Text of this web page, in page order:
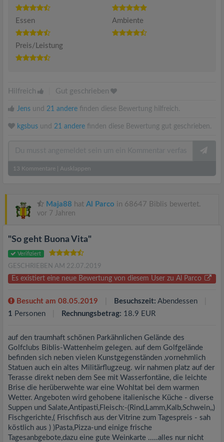
Essen Ambiente
Preis/Leistung
Hilfreich Gut geschrieben
Jens und 21 andere finden diese Bewertung hilfreich.
kgsbus und 21 andere finden diese Bewertung gut geschrieben.
13 Kommentare Ausklappen
Maja88 hat Al Parco in 68647 Biblis bewertet.
vor 7 Jahren
"So geht Buona Vita"
Verifiziert
GESCHRIEBEN AM 22.07.2019
Es existiert eine neue Bewertung von diesem User zu Al Parco
Besucht am 08.05.2019 Besuchszeit: Abendessen
1 Personen Rechnungsbetrag: 18.9 EUR
auf den traumhaft schönen Parkähnlichen Gelände des
Golfclubs Biblis-Wattenheim gelegen. auf dem Golfgelände
befinden sich neben vielen Kunstgegenständen ,vornehmlich
Statuen auch ein altes Militärflugzeug. wir nahmen platz auf der
Terasse direkt neben dem See mit Wasserfontäne, die leichte
Brise die herüberwehte war eine Wohltat bei dem warmen
Wetter. Angeboten wird gehobene italienische Küche - diverse
Suppen und Salate,Antipasti,Fleisch:-(Rind,Lamm,Kalb,Schwein,,)
Fischgerichte,( Frischfisch aus der Vitrine zum Tagespreis - sah
köstlich aus ) )Pasta,Pizza-und einige frische
Tagesanbgebote,dazu eine gute Weinkarte .....alles nur nicht